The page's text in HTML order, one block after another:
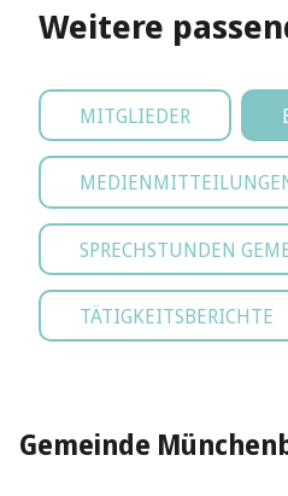
Weitere
MITGLIEDER
SPRECHSTUNDEN
TÄTIGKEITSBERICHTE
Gemeinde